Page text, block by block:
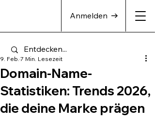
Anmelden
Domain-Name-
Statistiken: Trends 2026,
die deine Marke prägen
9. Feb. 7 Min. Lesezeit